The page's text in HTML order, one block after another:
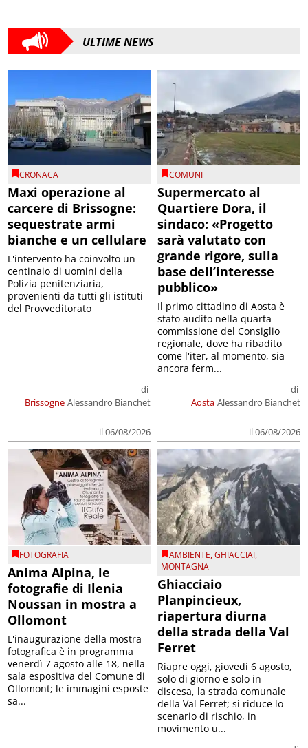
ULTIME NEWS
CRONACA
Maxi operazione al
carcere di Brissogne:
sequestrate armi
bianche e un cellulare
Brissogne
di
Alessandro Bianchet
il 06/08/2026
L'intervento ha coinvolto un
centinaio di uomini della
Polizia penitenziaria,
provenienti da tutti gli istituti
del Provveditorato
COMUNI
Supermercato al
Quartiere Dora, il
sindaco: «Progetto
sarà valutato con
grande rigore, sulla
base dell’interesse
pubblico»
Aosta
di
Alessandro Bianchet
il 06/08/2026
Il primo cittadino di Aosta è
stato audito nella quarta
commissione del Consiglio
regionale, dove ha ribadito
come l'iter, al momento, sia
ancora ferm...
FOTOGRAFIA
Anima Alpina, le
fotografie di Ilenia
Noussan in mostra a
Ollomont
L'inaugurazione della mostra
fotografica è in programma
venerdì 7 agosto alle 18, nella
sala espositiva del Comune di
Ollomont; le immagini esposte
sa...
AMBIENTE,GHIACCIAI,
MONTAGNA
Ghiacciaio
Planpincieux,
riapertura diurna
della strada della Val
Ferret
Riapre oggi, giovedì 6 agosto,
solo di giorno e solo in
discesa, la strada comunale
della Val Ferret; si riduce lo
scenario di rischio, in
movimento u...